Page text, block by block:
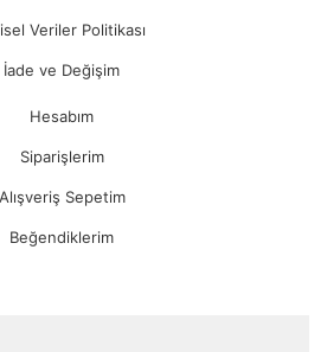
Veriler Politikası
İade ve Değişim
Hesabım
Siparişlerim
Alışveriş Sepetim
Beğendiklerim